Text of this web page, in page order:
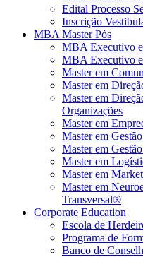
Edital Processo
Inscrição
MBA Master Pós
MBA Executivo
MBA Executivo
Master em
Master em
Master em
Organizações
Master em
Master em
Master em
Master em
Master em
Master em
Transversal®
Corporate Education
Escola de
Programa de
Banco de